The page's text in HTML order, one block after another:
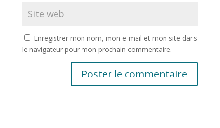
Enregistrer mon nom, mon e-mail et mon site dans
le navigateur pour mon prochain commentaire.